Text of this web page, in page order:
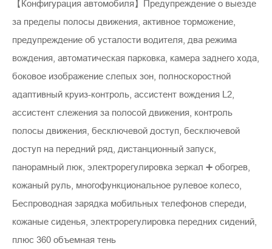
【Конфигурация автомобиля】Предупреждение о выезде
за пределы полосы движения, активное торможение,
предупреждение об усталости водителя, два режима
вождения, автоматическая парковка, камера заднего хода,
боковое изображение слепых зон, полноскоростной
адаптивный круиз-контроль, ассистент вождения L2,
ассистент слежения за полосой движения, контроль
полосы движения, бесключевой доступ, бесключевой
доступ на передний ряд, дистанционный запуск,
панорамный люк, электрорегулировка зеркал ➕ обогрев,
кожаный руль, многофункциональное рулевое колесо,
Беспроводная зарядка мобильных телефонов спереди,
кожаные сиденья, электрорегулировка передних сидений,
плюс 360 объемная тень